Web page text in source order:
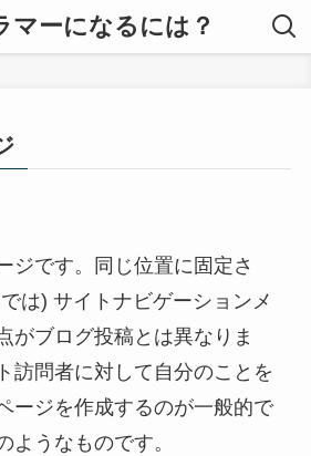
マーになるには？
ジです。同じ位置に固定さ
は) サイトナビゲーションメ
がブログ投稿とは異なりま
訪問者に対して自分のことを
ージを作成するのが一般的で
ようなものです。